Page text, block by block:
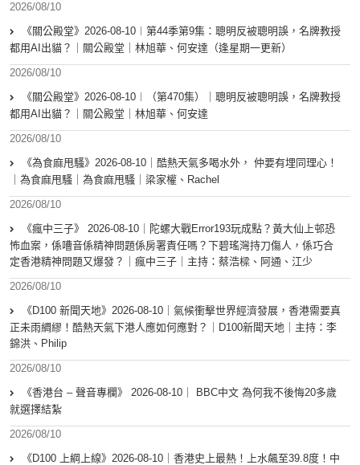
2026/08/10
《關公殿堂》2026-08-10︱第44季第9集：聰明反被聰明誤，名牌教授
都用AI出貓？｜關公殿堂｜林旭華、何安達（逢星期一更新）
2026/08/10
《關公殿堂》2026-08-10︱（第470集）｜聰明反被聰明誤，名牌教授
都用AI出貓？｜關公殿堂｜林旭華、何安達
2026/08/10
《為食麻甩騷》2026-08-10｜酷熱天氣多喝水外， 仲要有埋同理心！
｜為食麻甩騷｜為食麻甩騷｜梁家權、Rachel
2026/08/10
《瘋中三子》 2026-08-10｜陀螺大戰Error193玩成點？黃大仙上邨恐
怖血案，係嘈音係精神問題係房署責任嗎？下碧瑤灣持刀傷人，係巧合
定香港精神問題又爆發？｜瘋中三子｜主持：蔡浩樑、阿通、江少
2026/08/10
《D100 新聞天地》2026-08-10｜氣候衝擊世界經濟發展，香港需要真
正未雨綢繆！酷熱天氣下港人應如何應對？｜D100新聞天地｜主持：李
錦洪、Philip
2026/08/10
《香港台 – 聲音專欄》 2026-08-10｜ BBC中文 為何我不後悔20多歲
就選擇結紮
2026/08/10
《D100 上綱上線》2026-08-10｜香港史上最熱！上水飆至39.8度！中